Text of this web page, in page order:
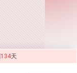
134天